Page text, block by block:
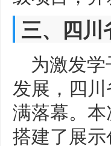
三、四川
为激发
发展，四
满落幕。
搭建了展